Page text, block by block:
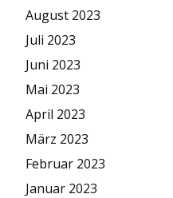
August 2023
Juli 2023
Juni 2023
Mai 2023
April 2023
März 2023
Februar 2023
Januar 2023